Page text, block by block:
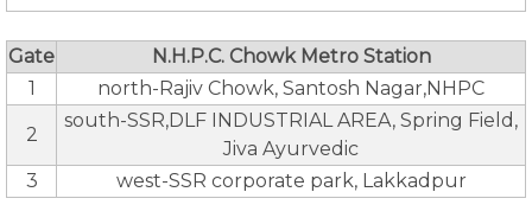
Gate
N.H.P.C. Chowk Metro Station
1
north-Rajiv Chowk, Santosh Nagar,NHPC
2
south-SSR,DLF INDUSTRIAL AREA, Spring Field,
Jiva Ayurvedic
3
west-SSR corporate park, Lakkadpur